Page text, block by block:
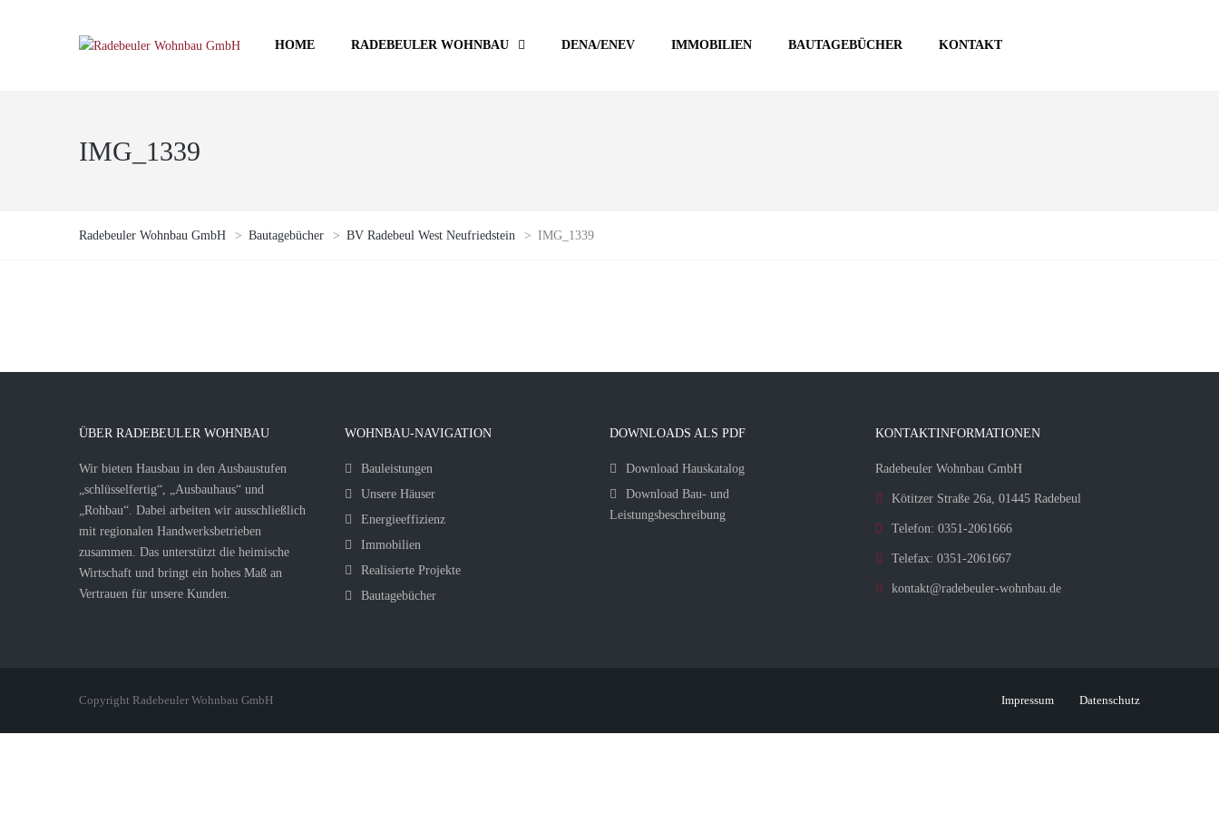
HOME RADEBEULER WOHNBAU DENA/ENEV IMMOBILIEN BAUTAGEBÜCHER KONTAKT
IMG_1339
Radebeuler Wohnbau GmbH > Bautagebücher > BV Radebeul West Neufriedstein > IMG_1339
ÜBER RADEBEULER WOHNBAU
Wir bieten Hausbau in den Ausbaustufen
„schlüsselfertig“, „Ausbauhaus“ und
„Rohbau“. Dabei arbeiten wir ausschließlich
mit regionalen Handwerksbetrieben
zusammen. Das unterstützt die heimische
Wirtschaft und bringt ein hohes Maß an
Vertrauen für unsere Kunden.
WOHNBAU-NAVIGATION
Bauleistungen
Unsere Häuser
Energieeffizienz
Immobilien
Realisierte Projekte
Bautagebücher
DOWNLOADS ALS PDF
Download Hauskatalog
Download Bau- und
Leistungsbeschreibung
KONTAKTINFORMATIONEN
Radebeuler Wohnbau GmbH
Kötitzer Straße 26a, 01445 Radebeul
Telefon: 0351-2061666
Telefax: 0351-2061667
kontakt@radebeuler-wohnbau.de
Copyright Radebeuler Wohnbau GmbH Impressum Datenschutz